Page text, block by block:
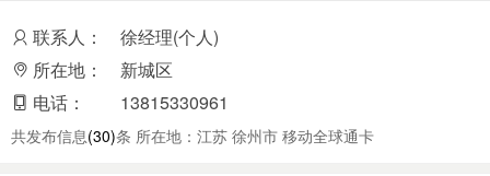
联系人：
徐经理(个人)
所在地：
新城区
电话：
13815330961
共发布信息(30)条 所在地：江苏 徐州市 移动全球通卡